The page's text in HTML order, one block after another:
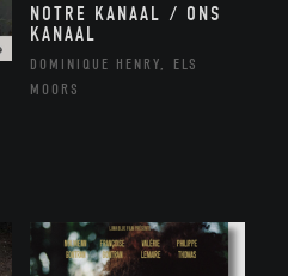
NOTRE KANAAL / ONS
KANAAL
DOMINIQUE HENRY, ELS
MOORS